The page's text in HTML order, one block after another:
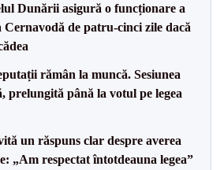
Dunării asigură o funcționare a
Cernavodă de patru-cinci zile dacă
rămân la muncă. Sesiunea
prelungită până la votul pe legea
un răspuns clar despre averea
„Am respectat întotdeauna legea”